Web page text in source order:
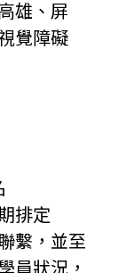
雄、屏
覺障礙
排定
繫，並至
員狀況，